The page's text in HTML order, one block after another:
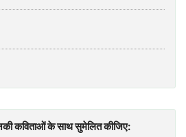
कविताओं के साथ सुमेलित कीजिए: